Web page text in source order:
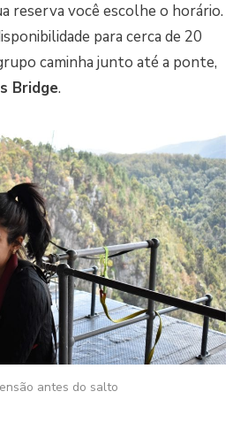
reserva você escolhe o horário.
para cerca de 20
caminha junto até a ponte,
Bridge.
antes do salto